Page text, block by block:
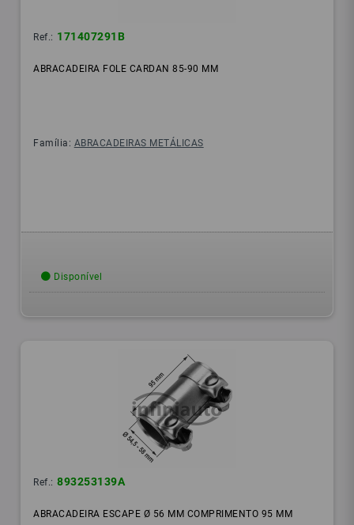
Ref.: 171407291B
ABRACADEIRA FOLE CARDAN 85-90 MM
Família: ABRACADEIRAS METÁLICAS
Disponível
Ref.: 893253139A
ABRACADEIRA ESCAPE Ø 56 MM COMPRIMENTO 95 MM